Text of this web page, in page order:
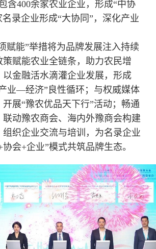
含400余家农业企业，形成“中协
名录企业形成“大协同”，深化产业
赋能”举措将为品牌发展注入持续
策赋能农业全链条，助力农民增
以金融活水滴灌企业发展，形成
业—经济”良性循环；与权威媒体
展“豫农优品天下行”活动；畅通
联动豫农商会、海内外豫商会构建
织企业交流与培训，为名录企业
会+企业”模式共筑品牌生态。